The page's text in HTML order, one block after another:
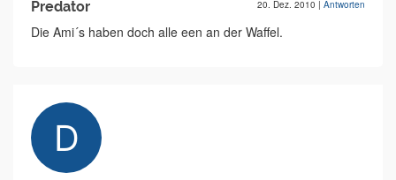
Predator 20. Dez. 2010 | Antworten
Die Ami´s haben doch alle een an der Waffel.